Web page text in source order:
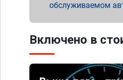
обслуживаемом
Включено в